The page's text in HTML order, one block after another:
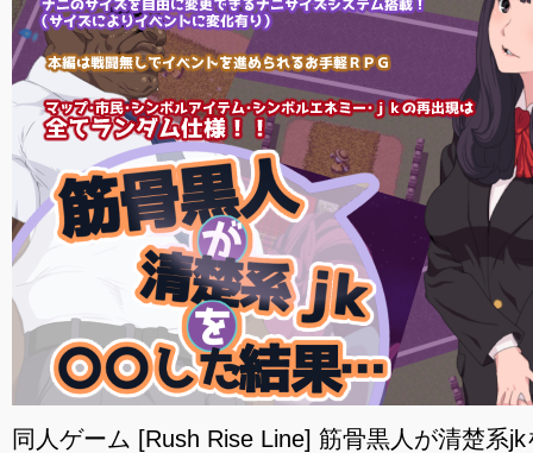
同人ゲーム [Rush Rise Line] 筋骨黒人が清楚系